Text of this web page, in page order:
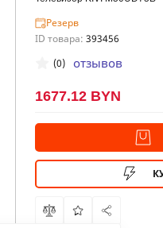
Резерв
ID товара: 393456
(0) отзывов
1677.12 BYN